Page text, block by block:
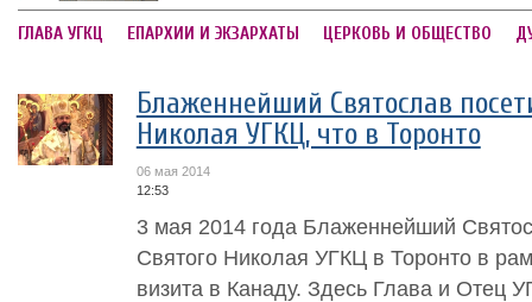
ГЛАВА УГКЦ ЕПАРХИИ И ЭКЗАРХАТЫ ЦЕРКОВЬ И ОБЩЕСТВО
Блаженнейший Святослав
Николая УГКЦ, что в Торонто
06 мая 2014
12:53
3 мая 2014 года Блаженнейший
Святого Николая УГКЦ в Торонто в
визита в Канаду. Здесь Глава и Отец